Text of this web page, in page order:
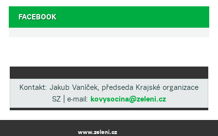
FACEBOOK
Kontakt: Jakub Vaníček, předseda Krajské organizace
SZ | e-mail: kovysocina@zeleni.cz
www.zeleni.cz